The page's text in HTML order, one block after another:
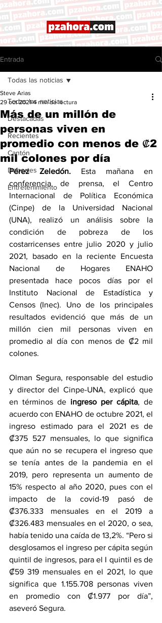
Entrada
Todas las noticias
Destacadas
Recientes
Cantón
Deportes
Entretenimiento
Todas las noticias
Más de un millón de
personas viven en
promedio con menos de ₡2
mil colones por día
Steve Arias
29 oct 2021 4 min de lectura
Pérez Zeledón. Esta mañana en
conferencia de prensa, el Centro
Internacional de Política Económica
(Cinpe) de la Universidad Nacional
(UNA), realizó un análisis sobre la
condición de pobreza de los
costarricenses entre julio 2020 y julio
2021, basado en la reciente Encuesta
Nacional de Hogares ENAHO
presentada hace pocos días por el
Instituto Nacional de Estadística y
Censos (Inec). Uno de los principales
resultados evidenció que más de un
millón cien mil personas viven en
promedio al día con menos de ₡2 mil
colones.
Olman Segura, responsable del estudio
y director del Cinpe-UNA, explicó que
en términos de ingreso per cápita, de
acuerdo con ENAHO de octubre 2021, el
ingreso estimado para el 2021 es de
₡375 527 mensuales, lo que significa
que aún no se recupera el ingreso que
se tenía antes de la pandemia en el
2019, pero representa un aumento de
15% respecto al año 2020, pues con el
impacto de la covid-19 pasó de
₡376.333 mensuales en el 2019 a
₡326.483 mensuales en el 2020, o sea,
había tenido una caída de 13,2%. “Pero si
desglosamos el ingreso per cápita según
quintil de ingresos, para el I quintil es de
₡59 319 mensuales en el 2021, lo que
significa que 1.155.708 personas viven
en promedio con ₡1.977 por día”,
aseveró Segura.